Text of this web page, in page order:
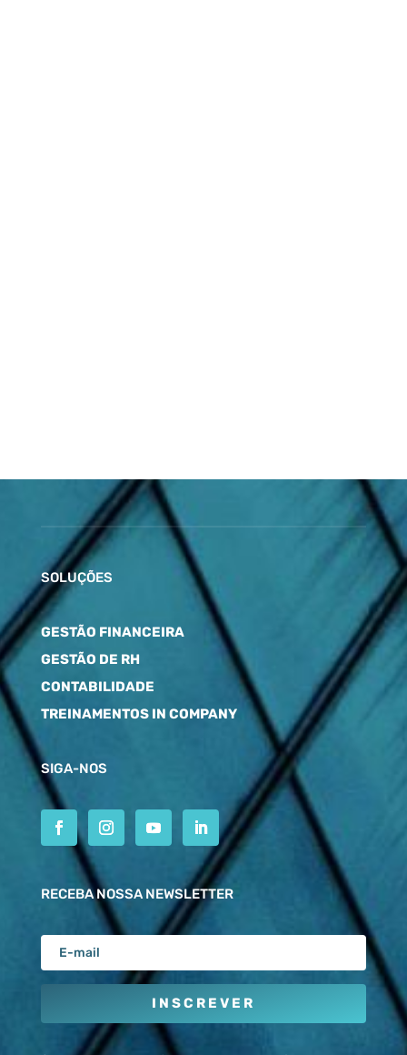
SOLUÇÕES
GESTÃO FINANCEIRA
GESTÃO DE RH
CONTABILIDADE
TREINAMENTOS IN COMPANY
SIGA-NOS
RECEBA NOSSA NEWSLETTER
INSCREVER